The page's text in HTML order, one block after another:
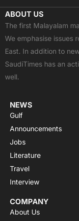
c
e
b
o
o
k
ABOUT US
The first Malayalam
We emphasise issues
East. In addition to
SaudiTimes has an
well.
NEWS
Gulf
Announcements
Jobs
Literature
Travel
Interview
COMPANY
About Us